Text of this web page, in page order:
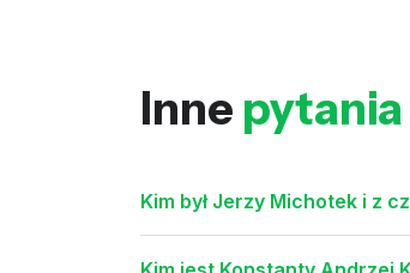
Inne pytania
Kim był Jerzy Michotek i z